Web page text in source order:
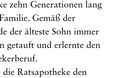
zehn Generationen lang
Gemäß der
der älteste Sohn immer
getauft und erlernte den
Ratsapotheke den